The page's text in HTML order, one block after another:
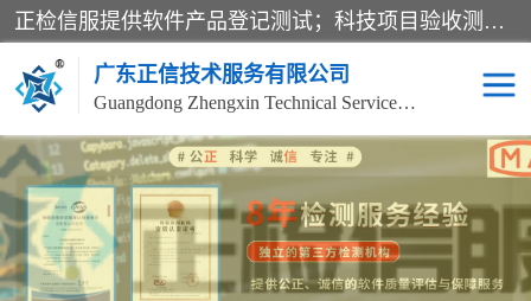
正检信服提供软件产品登记测试；科技项目验收测试；产品确认测试；功能测试；性能测试；安全测试；代码审计测试；漏洞扫描测试；渗透测试；风险评估测试；信息安全等级保护测评；双软认定；实验室建设质量体系建设；软件着作权、软件评测等服务。
广东正信技术服务有限公司
Guangdong Zhengxin Technical Service Co., Ltd
电子政务验收测评 数字信息化验收测评
应用软件系统测试 信息系统漏洞扫描